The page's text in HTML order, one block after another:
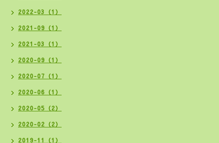
2022-03（1）
2021-09（1）
2021-03（1）
2020-09（1）
2020-07（1）
2020-06（1）
2020-05（2）
2020-02（2）
2019-11（1）